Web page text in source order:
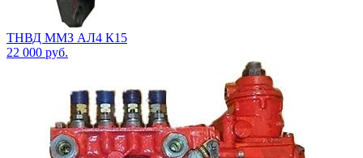
ТНВД ММЗ АЛ4 К15
22 000 руб.